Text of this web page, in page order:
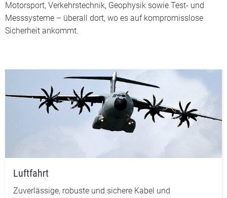
Motorsport, Verkehrstechnik, Geophysik sowie Test- und
Messsysteme – überall dort, wo es auf kompromisslose
Sicherheit ankommt.
Luftfahrt
Zuverlässige, robuste und sichere Kabel und